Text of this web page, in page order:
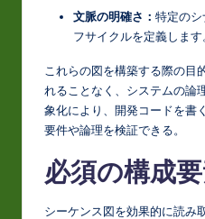
In
o
文脈の明確さ： 特定の
フサイクルを定義します
これらの図を構築する際の目
れることなく、システムの論
象化により、開発コードを書
要件や論理を検証できる。
必須の構成
シーケンス図を効果的に読み